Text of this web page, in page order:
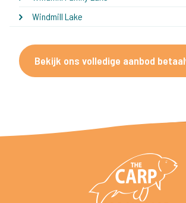
Windmill Lake
Bekijk ons volledige aanbod